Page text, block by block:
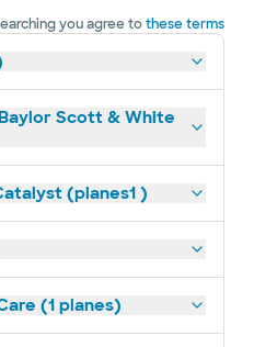
you agree tothese terms
Scott & White
(planes1 )
(1 planes)